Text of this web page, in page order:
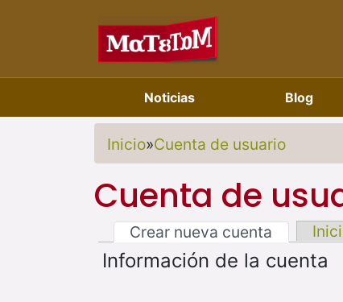
Noticias Blog
Inicio»Cuenta de usuario
Cuenta de
Crear nueva cuenta
Información de la cuenta